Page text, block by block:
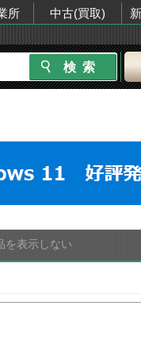
所 中古(買取)
を表示しない